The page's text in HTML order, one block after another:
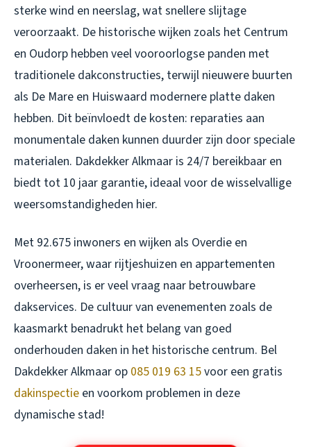
sterke wind en neerslag, wat snellere slijtage
veroorzaakt. De historische wijken zoals het Centrum
en Oudorp hebben veel vooroorlogse panden met
traditionele dakconstructies, terwijl nieuwere buurten
als De Mare en Huiswaard modernere platte daken
hebben. Dit beïnvloedt de kosten: reparaties aan
monumentale daken kunnen duurder zijn door speciale
materialen. Dakdekker Alkmaar is 24/7 bereikbaar en
biedt tot 10 jaar garantie, ideaal voor de wisselvallige
weersomstandigheden hier.
Met 92.675 inwoners en wijken als Overdie en
Vroonermeer, waar rijtjeshuizen en appartementen
overheersen, is er veel vraag naar betrouwbare
dakservices. De cultuur van evenementen zoals de
kaasmarkt benadrukt het belang van goed
onderhouden daken in het historische centrum. Bel
Dakdekker Alkmaar op 085 019 63 15voor een gratis
dakinspectie en voorkom problemen in deze
dynamische stad!